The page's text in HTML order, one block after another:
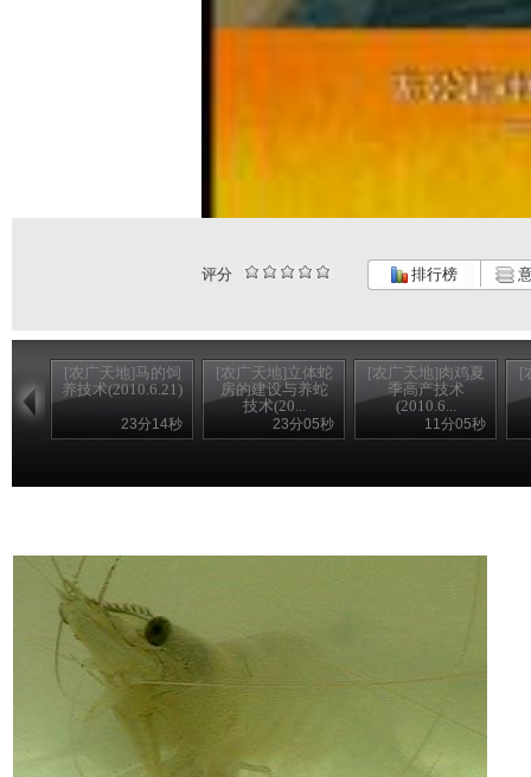
评分 排行榜
[农广天地]马的饲
养技术(2010.6.21)
23分14秒
[农广天地]立体蛇
房的建设与养蛇
技术(20...
23分05秒
[农广天地]肉鸡夏
季高产技术
(2010.6...
11分05秒
[